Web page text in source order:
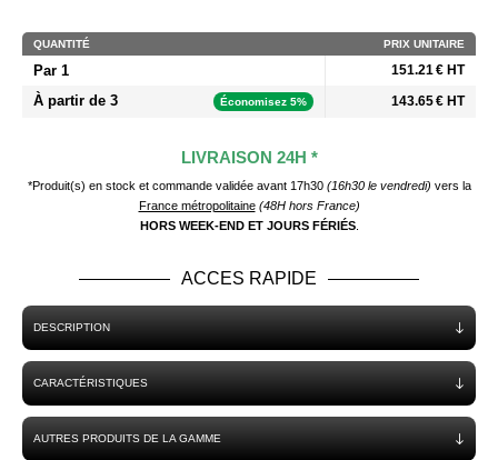
QUANTITÉ PRIX UNITAIRE
Par 1 151.21 € HT
À partir de 3 Économisez 5% 143.65 € HT
LIVRAISON 24H *
*Produit(s) en stock et commande validée avant 17h30 (16h30 le vendredi) vers la
France métropolitaine (48H hors France)
HORS WEEK-END ET JOURS FÉRIÉS.
ACCES RAPIDE
DESCRIPTION
CARACTÉRISTIQUES
AUTRES PRODUITS DE LA GAMME